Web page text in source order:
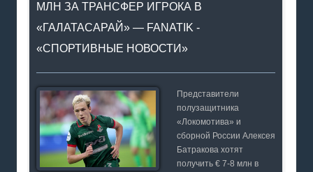
МЛН ЗА ТРАНСФЕР ИГРОКА В
«ГАЛАТАСАРАЙ» — FANATIK -
«СПОРТИВНЫЕ НОВОСТИ»
Представители
полузащитника
«Локомотива» и
сборной России Алексея
Батракова хотят
получить € 7-8 млн в